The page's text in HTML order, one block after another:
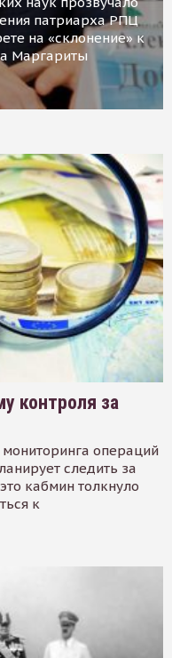
патриарха РПЦ
на «склонение» к
Маргариты
контроля за
мониторинга операций
следить за
кабмин толкнуло
к